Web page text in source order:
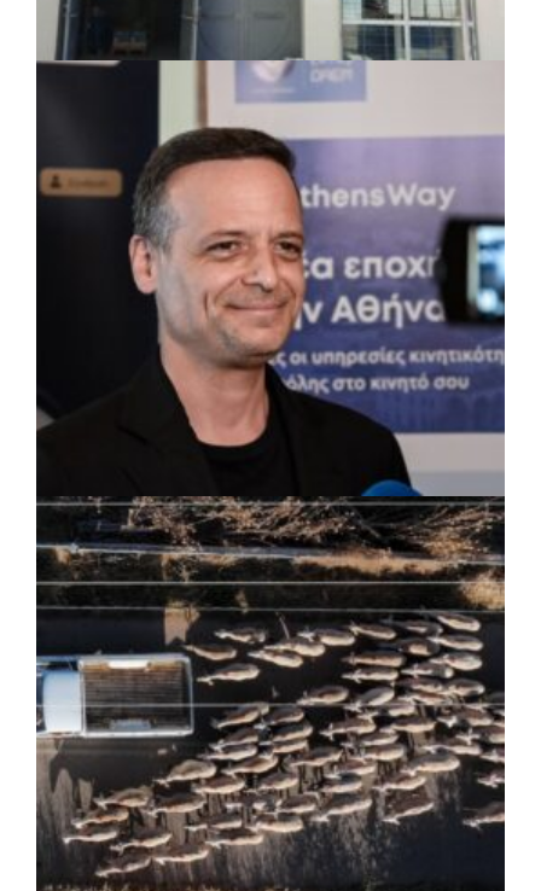
07/08/2026 · 17:45
Δήμος Πετρούπολης: Εργασίες
συντήρησης σε σχολεία και αθλητικές
εγκαταστάσεις
ΡΕΠΟΡΤΑΖ | 07/08/2026 · 17:27
Ο Δούκας για έργα, καθαριότητα και τη
μάχη των επόμενων εκλογών: «Η καλύτερη
μου να κατέβει ο Μπακογιάννης»